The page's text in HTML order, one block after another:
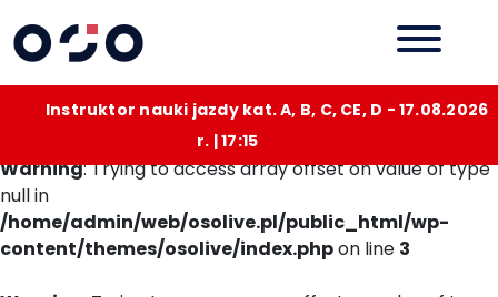
Instruktor nauki jazdy kat. A, B, C, CE, D - 17.08.2026
r. | 17:15
Warning: Trying to access array offset on value of type
null in
/home/admin/web/osolive.pl/public_html/wp-
content/themes/osolive/index.phpon line 3